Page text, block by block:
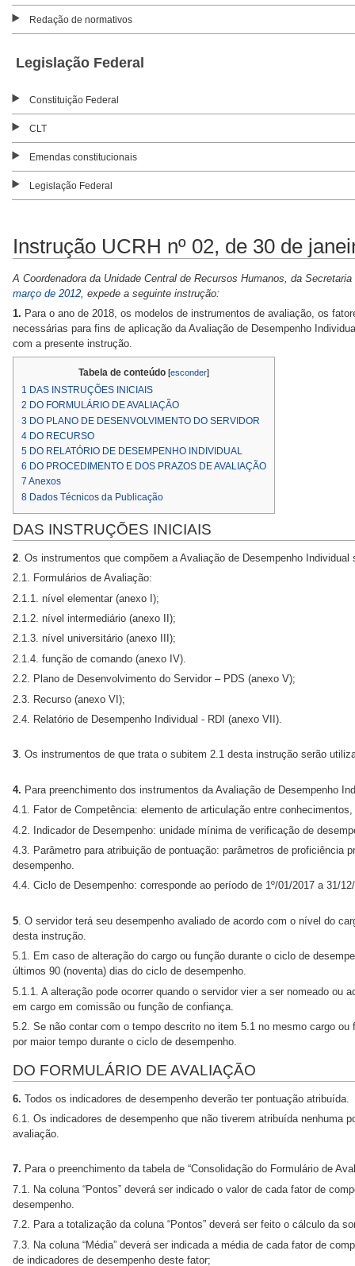
Redação de normativos
Legislação Federal
Constituição Federal
CLT
Emendas constitucionais
Legislação Federal
Instrução UCRH nº 02, de 30 de
A Coordenadora da Unidade Central de Recursos Humanos, da
março de 2012 , expede a seguinte instrução:
1. Para o ano de 2018, os modelos de instrumentos de avaliação, os
necessárias para fins de aplicação da Avaliação de Desempenho
com a presente instrução.
Tabela de conteúdo [esconder]
1 DAS INSTRUÇÕES INICIAIS
2 DO FORMULÁRIO DE AVALIAÇÃO
3 DO PLANO DE DESENVOLVIMENTO DO SERVIDOR
4 DO RECURSO
5 DO RELATÓRIO DE DESEMPENHO INDIVIDUAL
6 DO PROCEDIMENTO E DOS PRAZOS DE AVALIAÇÃO
7 Anexos
8 Dados Técnicos da Publicação
DAS INSTRUÇÕES INICIAIS
2 . Os instrumentos que compõem a Avaliação de Desempenho Individual
2.1. Formulários de Avaliação:
2.1.1. nível elementar (anexo I);
2.1.2. nível intermediário (anexo II);
2.1.3. nível universitário (anexo III);
2.1.4. função de comando (anexo IV).
2.2. Plano de Desenvolvimento do Servidor – PDS (anexo V);
2.3. Recurso (anexo VI);
2.4. Relatório de Desempenho Individual - RDI (anexo VII).
3. Os instrumentos de que trata o subitem 2.1 desta instrução serão
4. Para preenchimento dos instrumentos da Avaliação de Desempenho
4.1. Fator de Competência: elemento de articulação entre
4.2. Indicador de Desempenho: unidade mínima de verificação de
4.3. Parâmetro para atribuição de pontuação: parâmetros de proficiência
desempenho.
4.4. Ciclo de Desempenho: corresponde ao período de 1º/01/2017 a 31/
5 . O servidor terá seu desempenho avaliado de acordo com o nível do
desta instrução.
5.1. Em caso de alteração do cargo ou função durante o ciclo de
últimos 90 (noventa) dias do ciclo de desempenho.
5.1.1. A alteração pode ocorrer quando o servidor vier a ser nomeado
em cargo em comissão ou função de confiança.
5.2. Se não contar com o tempo descrito no item 5.1 no mesmo cargo
por maior tempo durante o ciclo de desempenho.
DO FORMULÁRIO DE AVALIAÇÃO
6. Todos os indicadores de desempenho deverão ter pontuação atribuída.
6.1. Os indicadores de desempenho que não tiverem atribuída nenhuma
avaliação.
7. Para o preenchimento da tabela de “Consolidação do Formulário de
7.1. Na coluna “Pontos” deverá ser indicado o valor de cada fator de
desempenho.
7.2. Para a totalização da coluna “Pontos” deverá ser feito o cálculo da
7.3. Na coluna “Média” deverá ser indicada a média de cada fator de
de indicadores de desempenho deste fator;